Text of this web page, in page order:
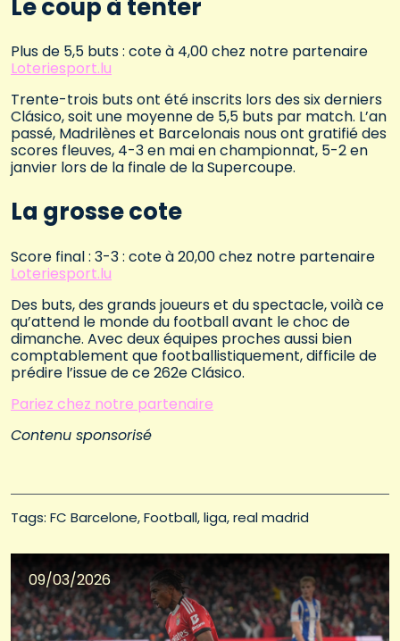
Le coup à tenter
Plus de 5,5 buts : cote à 4,00 chez notre partenaire
Loteriesport.lu
Trente-trois buts ont été inscrits lors des six derniers
Clásico, soit une moyenne de 5,5 buts par match. L’an
passé, Madrilènes et Barcelonais nous ont gratifié des
scores fleuves, 4-3 en mai en championnat, 5-2 en
janvier lors de la finale de la Supercoupe.
La grosse cote
Score final : 3-3 : cote à 20,00 chez notre partenaire
Loteriesport.lu
Des buts, des grands joueurs et du spectacle, voilà ce
qu’attend le monde du football avant le choc de
dimanche. Avec deux équipes proches aussi bien
comptablement que footballistiquement, difficile de
prédire l’issue de ce 262e Clásico.
Pariez chez notre partenaire
Contenu sponsorisé
Tags: FC Barcelone Football liga real madrid
09/03/2026